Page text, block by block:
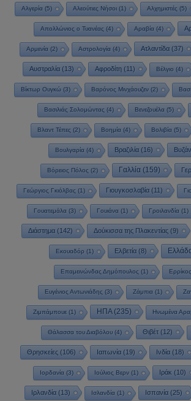
Αλγερία(5) Αλεούτιες Νήσοι(1) Αλχημιστές (5)
Απολλώνιος ο Τυανέας (4) Αραβία (4)
Αρμενία (2) Αστρολογία (4) Ατλαντίδα (37)
Αυστραλία (13) Αφροδίτη (11) Βέλγιο (4)
Βίκτωρ Ουγκώ (3) Βαρόνος Μινχάουζεν (2)
Βασιλιάς Σολομώντας (4) Βενεζουέλα(5)
Βλαντ Τέπες (2) Βοημία (4) Βολιβία (5)
Βουλγαρία (4) Βραζιλία (16)
Βόρειος Πόλος (2) Γαλλία(159)
Γεώργιος Γκιόλβας (1) Γιουγκοσλαβία(11)
Γουατεμάλα (3) Γουιάνα (1) Γροιλανδία (1)
Διάστημα (142) Δούκισσα της Πλακεντίας (9)
Εκουαδόρ (1) Ελβετία (8)
Επαμεινώνδας Δημόπουλος (1)
Ευγένιος Αντωνιάδης (3) Ζάμπια (1)
Ζιμπάμπουε(1) ΗΠΑ(235) Ηνωμένα
Θάλασσα του Διαβόλου(4) Θιβέτ(12)
Θρησκείες(106) Ιαπωνία(19) Ινδία(18)
Ιορδανία (3) Ιούλιος Βερν (1) Ιράκ (10)
Ιρλανδία(13) Ισλανδία(1) Ισπανία(25)